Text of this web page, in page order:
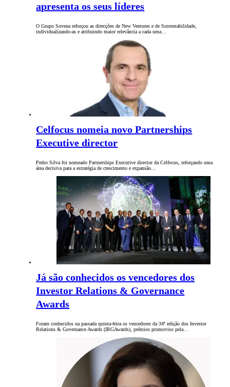
apresenta os seus líderes
O Grupo Sovena reforçou as direcções de New Ventures e de Sustentabilidade,
individualizando-as e atribuindo maior relevância a cada uma…
Celfocus nomeia novo Partnerships
Executive director
Pedro Silva foi nomeado Partnerships Executive director da Celfocus, reforçando uma
área decisiva para a estratégia de crescimento e expansão…
Já são conhecidos os vencedores dos
Investor Relations & Governance
Awards
Foram conhecidos na passada quinta-feira os vencedores da 34ª edição dos Investor
Relations & Governance Awards (IRGAwards), prémios promoviso pela…